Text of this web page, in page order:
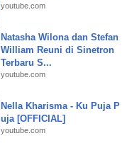
youtube.com
Natasha Wilona dan Stefan
William Reuni di Sinetron
Terbaru S...
youtube.com
Nella Kharisma - Ku Puja P
uja [OFFICIAL]
youtube.com